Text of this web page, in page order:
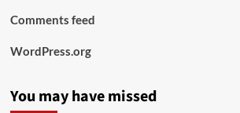
Comments feed
WordPress.org
You may have missed